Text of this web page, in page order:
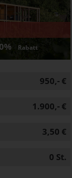
Rabatt
950,- €
1.900,- €
3,50 €
0 St.